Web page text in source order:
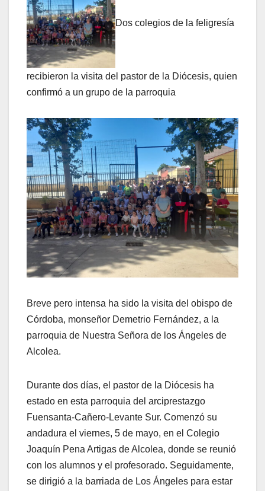
Dos colegios de la feligresía
recibieron la visita del pastor de la Diócesis, quien
confirmó a un grupo de la parroquia
Breve pero intensa ha sido la visita del obispo de
Córdoba, monseñor Demetrio Fernández, a la
parroquia de Nuestra Señora de los Ángeles de
Alcolea.
Durante dos días, el pastor de la Diócesis ha
estado en esta parroquia del arciprestazgo
Fuensanta-Cañero-Levante Sur. Comenzó su
andadura el viernes, 5 de mayo, en el Colegio
Joaquín Pena Artigas de Alcolea, donde se reunió
con los alumnos y el profesorado. Seguidamente,
se dirigió a la barriada de Los Ángeles para estar